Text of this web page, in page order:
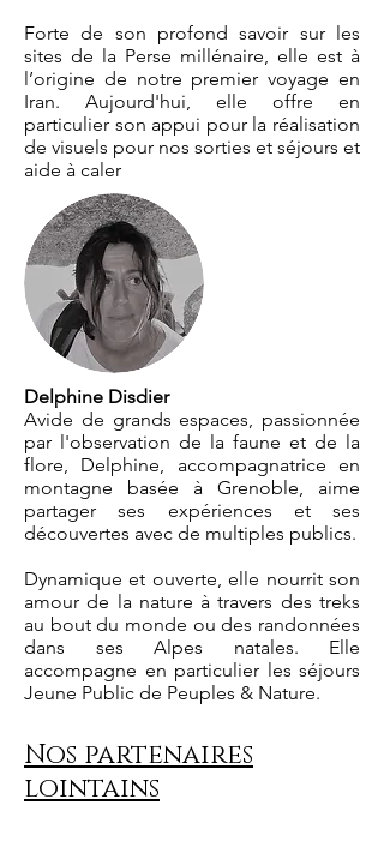
Forte de son profond savoir sur les
sites de la Perse millénaire, elle est à
l’origine de notre premier voyage en
Iran. Aujourd'hui, elle offre en
particulier son appui pour la réalisation
de visuels pour nos sorties et séjours et
aide à caler
Delphine Disdier
Avide de grands espaces, passionnée
par l'observation de la faune et de la
flore, Delphine, accompagnatrice en
montagne basée à Grenoble, aime
partager ses expériences et ses
découvertes avec de multiples publics.
Dynamique et ouverte, elle nourrit son
amour de la nature à travers des treks
au bout du monde ou des randonnées
dans ses Alpes natales. Elle
accompagne en particulier les séjours
Jeune Public de Peuples & Nature.
Nos partenaires
lointains